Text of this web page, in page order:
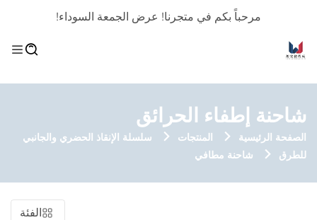
مرحباً بكم في متجرنا! عرض الجمعة السوداء!
شاحنة إطفاء الحرائق
الصفحة الرئيسية المنتجات
سلسلة الإنقاذ الحضري والجانبي
للطرق
شاحنة مطافي
الفئة